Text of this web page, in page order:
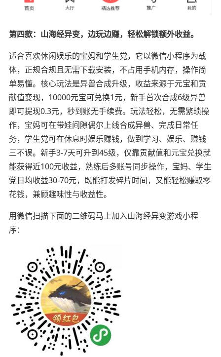
第四款：山海经异变，边玩边赚，轻松解锁额外收益。
适合喜欢休闲娱乐的宝妈和学生党，它以微信小程序为载
体，正规合规且无需下载安装，不占用手机内存，操作简
单易懂。核心玩法是异兽合成升级，收益来源于元宝和贡
献值变现，10000元宝可兑换1元，新手首次合成6级异兽
即可提现0.3元，秒到账无手续费。玩法轻松，无需繁琐操
作，宝妈可在带娃间隙偶尔上线合成异兽、完成日常任
务，学生党可在休息时娱乐赚钱，做到学习、娱乐、赚钱
三不误。新手3-7天可升到45级，仅靠贡献值和元宝兑换就
能获得近100元收益，熟练后多账号同步操作，宝妈、学生
党日均收益30-70元，既能打发碎片时间，又能轻松赚取零
花钱，兼顾趣味性与收益性。
用微信扫描下面的二维码马上加入山海经异变游戏小程
序：